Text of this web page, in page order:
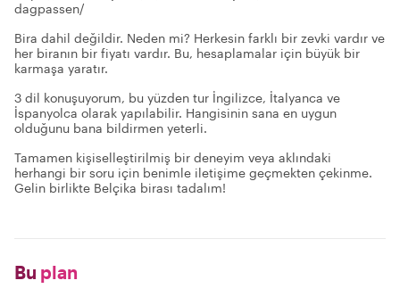
dagpassen/
Bira dahil değildir. Neden mi? Herkesin farklı bir zevki vardır ve
her biranın bir fiyatı vardır. Bu, hesaplamalar için büyük bir
karmaşa yaratır.
3 dil konuşuyorum, bu yüzden tur İngilizce, İtalyanca ve
İspanyolca olarak yapılabilir. Hangisinin sana en uygun
olduğunu bana bildirmen yeterli.
Tamamen kişiselleştirilmiş bir deneyim veya aklındaki
herhangi bir soru için benimle iletişime geçmekten çekinme.
Gelin birlikte Belçika birası tadalım!
Bu plan